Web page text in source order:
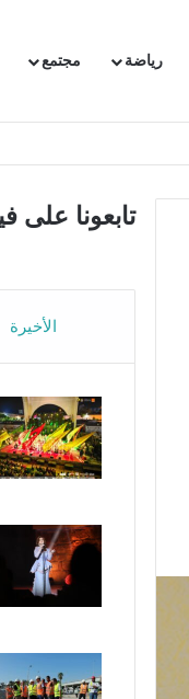
رياضة مجتمع
تابعونا على
الأخيرة